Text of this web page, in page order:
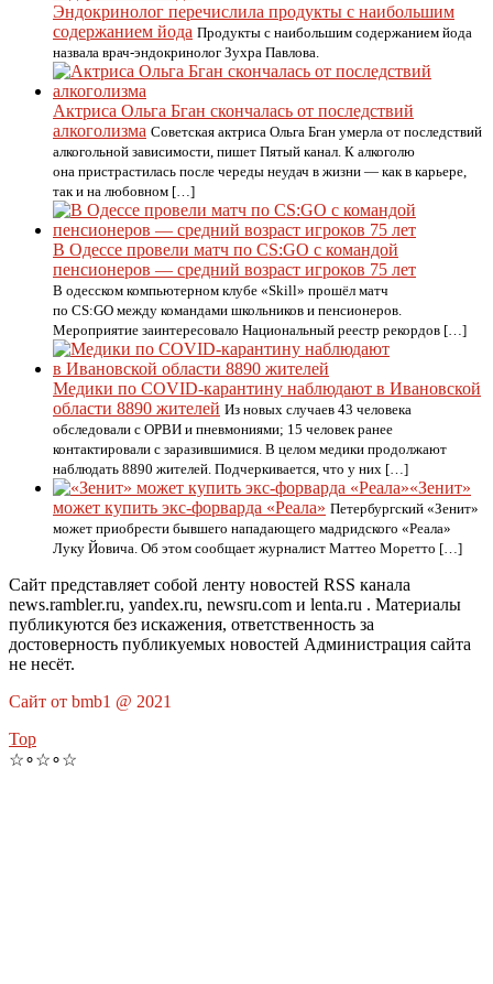
Эндокринолог перечислила продукты с наибольшим
содержанием йода Продукты с наибольшим содержанием йода
назвала врач-эндокринолог Зухра Павлова.
Актриса Ольга Бган скончалась от последствий
алкоголизма Советская актриса Ольга Бган умерла от последствий
алкогольной зависимости, пишет Пятый канал. К алкоголю
она пристрастилась после череды неудач в жизни — как в карьере,
так и на любовном […]
В Одессе провели матч по CS:GO с командой
пенсионеров — средний возраст игроков 75 лет
В одесском компьютерном клубе «Skill» прошёл матч
по CS:GO между командами школьников и пенсионеров.
Мероприятие заинтересовало Национальный реестр рекордов […]
Медики по COVID-карантину наблюдают в Ивановской
области 8890 жителей Из новых случаев 43 человека
обследовали с ОРВИ и пневмониями; 15 человек ранее
контактировали с заразившимися. В целом медики продолжают
наблюдать 8890 жителей. Подчеркивается, что у них […]
«Зенит»
может купить экс-форварда «Реала» Петербургский «Зенит»
может приобрести бывшего нападающего мадридского «Реала»
Луку Йовича. Об этом сообщает журналист Маттео Моретто […]
Сайт представляет собой ленту новостей RSS канала
news.rambler.ru, yandex.ru, newsru.com и lenta.ru . Материалы
публикуются без искажения, ответственность за
достоверность публикуемых новостей Администрация сайта
не несёт.
Сайт от bmb1 @ 2021
Top
☆∘☆∘☆